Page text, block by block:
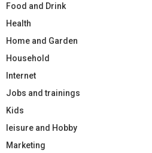
Food and Drink
Health
Home and Garden
Household
Internet
Jobs and trainings
Kids
leisure and Hobby
Marketing